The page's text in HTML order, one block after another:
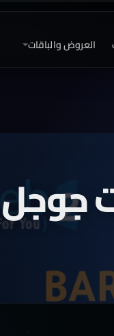
العروض والباقات
جوجل